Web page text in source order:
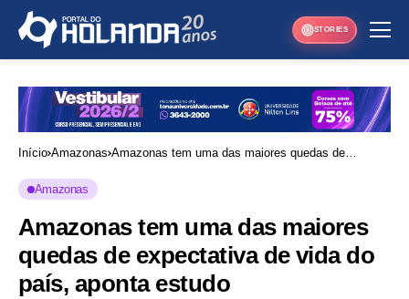
STORIES
Início Amazonas Amazonas tem uma das maiores quedas de
Amazonas
Amazonas tem uma das maiores
quedas de expectativa de vida do
país, aponta estudo